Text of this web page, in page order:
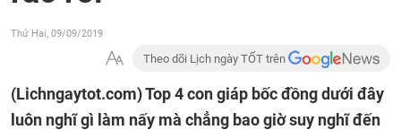
Thứ Hai, 09/09/2019
Theo dõi Lịch ngày TỐT trên
(Lichngaytot.com)Top 4 con giáp bốc đồng dưới đây
luôn nghĩ gì làm nấy mà chẳng bao giờ suy nghĩ đến